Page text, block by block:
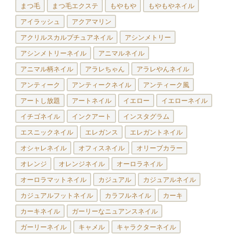
まつ毛 まつ毛エクステ もやもや もやもやネイル
アイラッシュ アクアマリン
アクリルスカルプチュアネイル アシンメトリー
アシンメトリーネイル アニマルネイル
アニマル柄ネイル アラレちゃん アラレやんネイル
アンティーク アンティークネイル アンティーク風
アートし放題 アートネイル イエロー イエローネイル
イチゴネイル インクアート インスタグラム
エスニックネイル エレガンス エレガントネイル
オシャレネイル オフィスネイル オリーブカラー
オレンジ オレンジネイル オーロラネイル
オーロラマットネイル カジュアル カジュアルネイル
カジュアルフットネイル カラフルネイル カーキ
カーキネイル ガーリーなニュアンスネイル
ガーリーネイル キャメル キャラクターネイル